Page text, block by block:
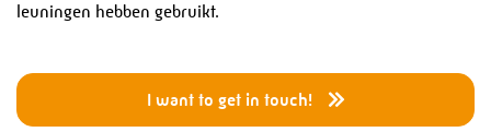
Steel Stairs
Bridges
leuningen hebben gebruikt.
I want to get in touch!